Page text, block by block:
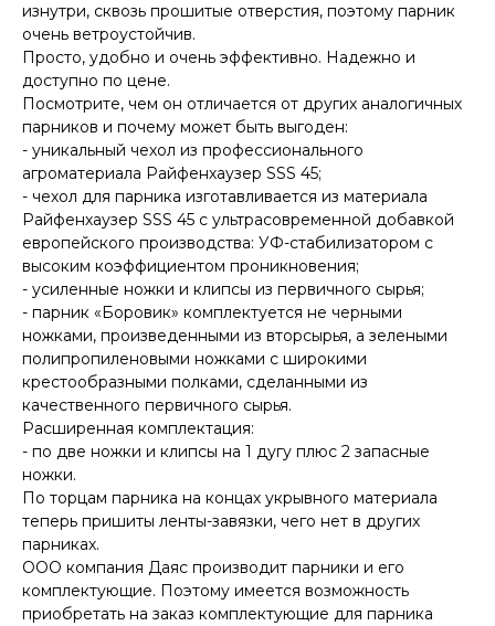
изнутри, сквозь прошитые отверстия, поэтому парник
очень ветроустойчив.
Просто, удобно и очень эффективно. Надежно и
доступно по цене.
Посмотрите, чем он отличается от других аналогичных
парников и почему может быть выгоден:
- уникальный чехол из профессионального
агроматериала Райфенхаузер SSS 45;
- чехол для парника изготавливается из материала
Райфенхаузер SSS 45 c ультрасовременной добавкой
европейского производства: УФ-стабилизатором с
высоким коэффициентом проникновения;
- усиленные ножки и клипсы из первичного сырья;
- парник «Боровик» комплектуется не черными
ножками, произведенными из вторсырья, а зелеными
полипропиленовыми ножками с широкими
крестообразными полками, сделанными из
качественного первичного сырья.
Расширенная комплектация:
- по две ножки и клипсы на 1 дугу плюс 2 запасные
ножки.
По торцам парника на концах укрывного материала
теперь пришиты ленты-завязки, чего нет в других
парниках.
ООО компания Даяс производит парники и его
комплектующие. Поэтому имеется возможность
приобретать на заказ комплектующие для парника